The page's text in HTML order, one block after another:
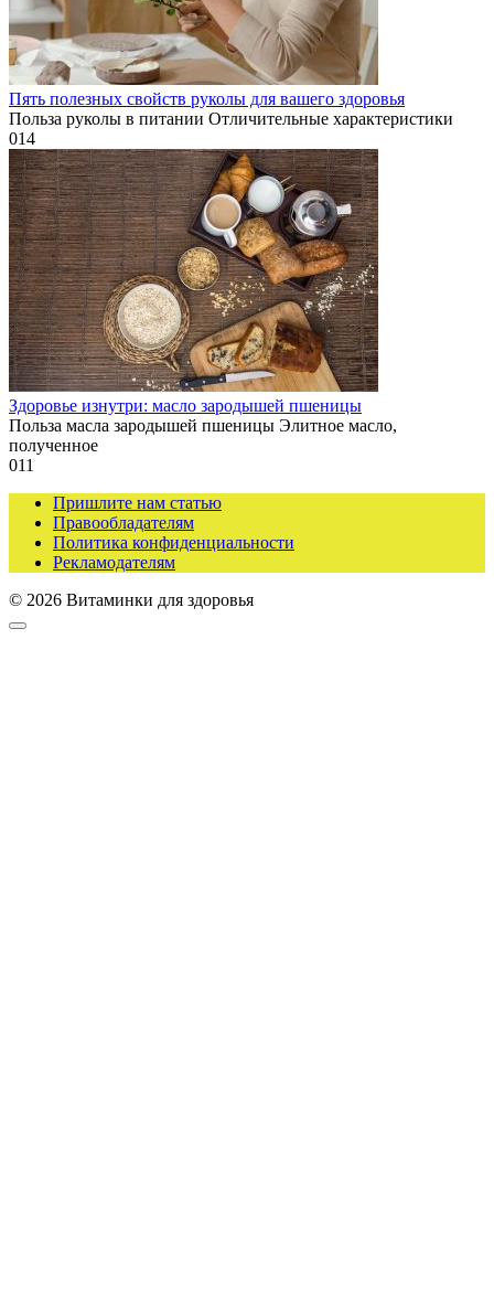
Пять полезных свойств руколы для вашего здоровья
Польза руколы в питании Отличительные характеристики
014
Здоровье изнутри: масло зародышей пшеницы
Польза масла зародышей пшеницы Элитное масло,
полученное
011
Пришлите нам статью
Правообладателям
Политика конфиденциальности
Рекламодателям
© 2026 Витаминки для здоровья